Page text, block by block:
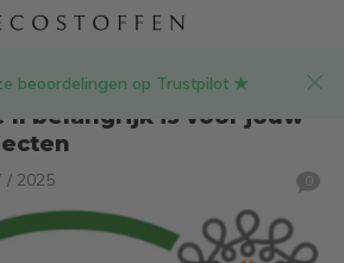
beoordelingen op Trustpilot ★
Tex Standard 100
II belangrijk is voor jouw
/ 2025 0